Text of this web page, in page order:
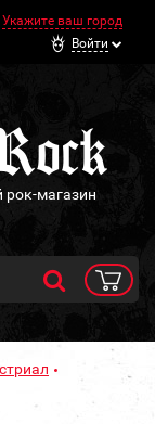
Укажите ваш город
Войти
магазин